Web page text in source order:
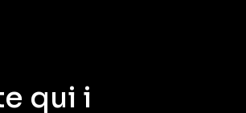
qui i